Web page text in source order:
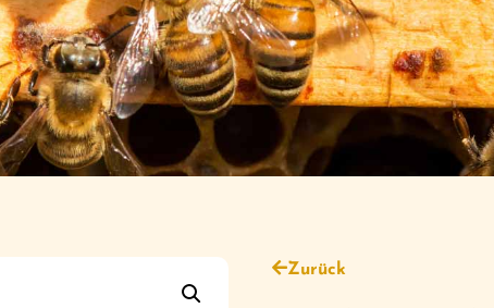
Zurück